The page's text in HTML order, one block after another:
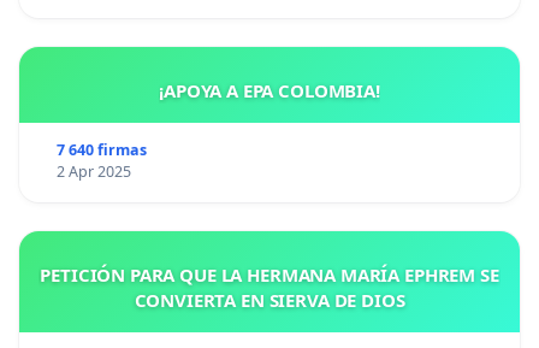
¡APOYA A EPA COLOMBIA!
7 640 firmas
2 Apr 2025
PETICIÓN PARA QUE LA HERMANA MARÍA EPHREM SE
CONVIERTA EN SIERVA DE DIOS